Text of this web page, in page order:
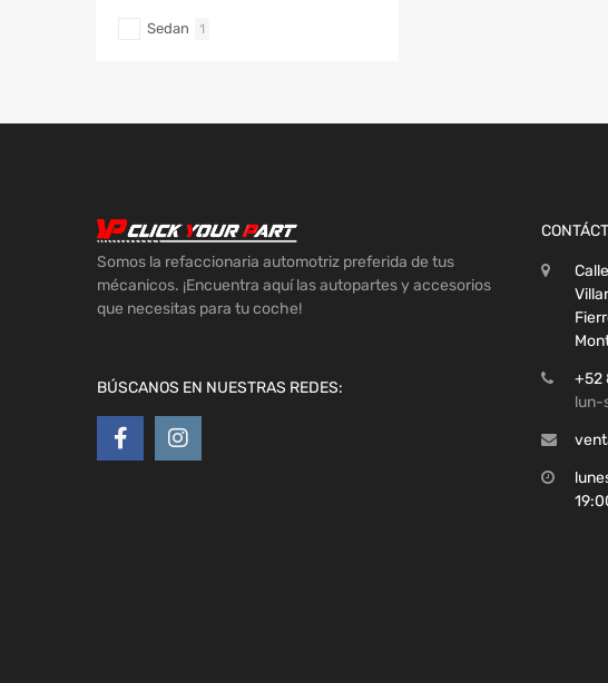
Sedan 1
Somos la refaccionaria automotriz preferida de tus
mécanicos. ¡Encuentra aquí las autopartes y accesorios
que necesitas para tu coche!
BÚSCANOS EN NUESTRAS REDES:
+52
lun-